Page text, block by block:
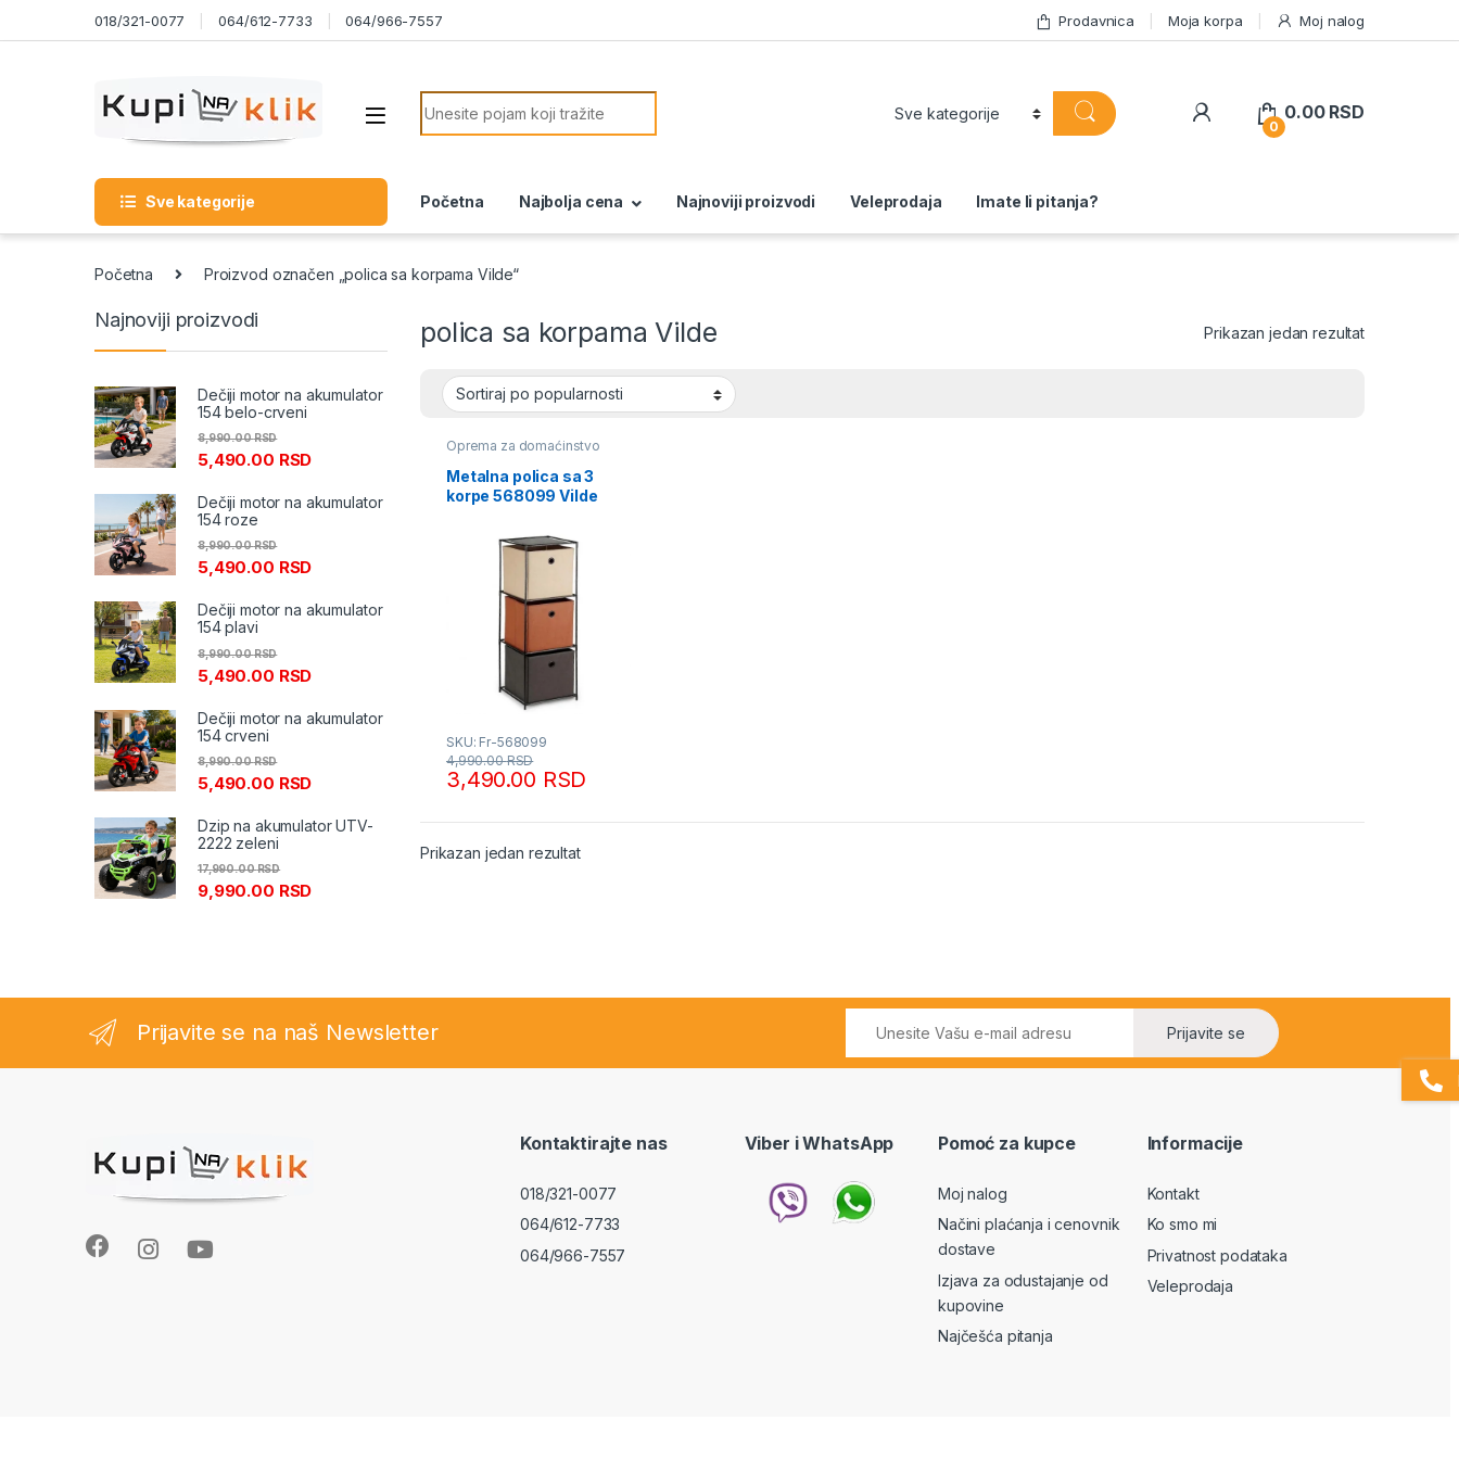
Skip to navigation018/321-0077 064/612-7733 064/966-7557 Prodavnica Moja korpa Moj nalog
Search for:
0
0.00 RSD
Sve kategorije Početna Najbolja cena Najnoviji proizvodi Veleprodaja Imate li pitanja?
Početna Proizvod označen „polica sa korpama Vilde“
polica sa korpama Vilde Prikazan jedan rezultat
Oprema za domaćinstvo
Metalna polica sa 3
korpe 568099 Vilde
SKU: Fr-568099
3,490.00 RSD
4,990.00RSD
Prikazan jedan rezultat
Najnoviji proizvodi
Dečiji motor na akumulator
154 belo-crveni
5,490.00 RSD
8,990.00RSD
Dečiji motor na akumulator
154 roze
5,490.00 RSD
8,990.00RSD
Dečiji motor na akumulator
154 plavi
5,490.00 RSD
8,990.00RSD
Dečiji motor na akumulator
154 crveni
5,490.00 RSD
8,990.00RSD
Dzip na akumulator UTV-
2222 zeleni
9,990.00 RSD
17,990.00RSD
Prijavite se na naš Newsletter Prijavite se
Kontaktirajte nas
018/321-0077
064/612-7733
064/966-7557
Viber i WhatsApp Pomoć za kupce
Moj nalog
Načini plaćanja i cenovnik
dostave
Izjava za odustajanje od
kupovine
Najčešća pitanja
Informacije
Kontakt
Ko smo mi
Privatnost podataka
Veleprodaja